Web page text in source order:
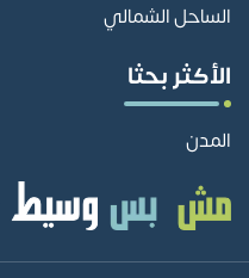
الساحل الشمالي
الأكثر بحثا
المدن